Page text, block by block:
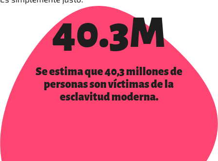
40.3M
Se estima que 40,3 millones de
personas son víctimas de la
esclavitud moderna.